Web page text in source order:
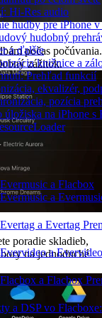
Hi-Res audio
hudby pre iPhone
hudobný
a ďalšie
knižnice a
Prehľad funkcií
ekvalizér,
pozícia
na iPhone s
a Flacbox
a
a Evertag
a
a Flacbox
a DSP vo
počas počúvania.
zážitok.
poradie skladieb,
na jednoduché